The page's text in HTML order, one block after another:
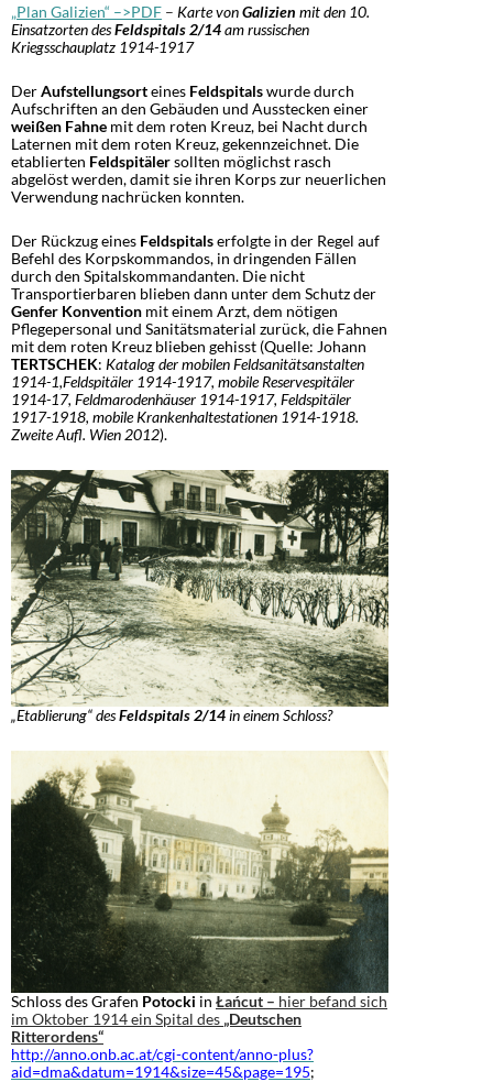
„Plan Galizien“ –>PDF – Karte vonGalizien mit den 10.
Einsatzorten desFeldspitals 2/14am russischen
Kriegsschauplatz 1914-1917
DerAufstellungsorteines Feldspitalswurde durch
Aufschriften an den Gebäuden und Ausstecken einer
weißen Fahne mit dem roten Kreuz, bei Nacht durch
Laternen mit dem roten Kreuz, gekennzeichnet. Die
etablierten Feldspitälersollten möglichst rasch
abgelöst werden, damit sie ihren Korps zur neuerlichen
Verwendung nachrücken konnten.
Der Rückzug eines Feldspitalserfolgte in der Regel auf
Befehl des Korpskommandos, in dringenden Fällen
durch den Spitalskommandanten. Die nicht
Transportierbaren blieben dann unter dem Schutz der
Genfer Konvention mit einem Arzt, dem nötigen
Pflegepersonal und Sanitätsmaterial zurück, die Fahnen
mit dem roten Kreuz blieben gehisst (Quelle: Johann
TERTSCHEK: Katalog der mobilen Feldsanitätsanstalten
1914-1,Feldspitäler 1914-1917, mobile Reservespitäler
1914-17, Feldmarodenhäuser 1914-1917, Feldspitäler
1917-1918, mobile Krankenhaltestationen 1914-1918.
Zweite Aufl. Wien 2012).
„Etablierung“ desFeldspitals 2/14in einem Schloss?
Schloss des Grafen Potocki in Łańcut – hier befand sich
im Oktober 1914 ein Spital des „Deutschen
Ritterordens“
http://anno.onb.ac.at/cgi-content/anno-plus?
aid=dma&datum=1914&size=45&page=195;